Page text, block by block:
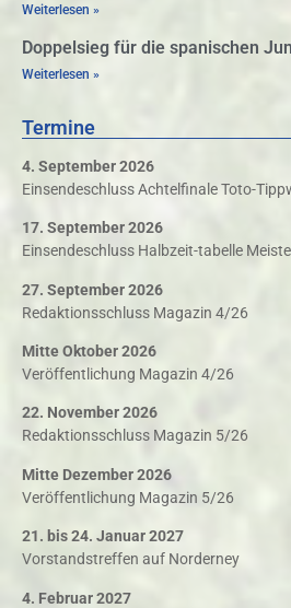
Weiterlesen »
Doppelsieg für die spanischen
Weiterlesen »
Termine
4. September 2026
Einsendeschluss Achtelfinale Toto-
17. September 2026
Einsendeschluss Halbzeit-tabelle
27. September 2026
Redaktionsschluss Magazin 4/26
Mitte Oktober 2026
Veröffentlichung Magazin 4/26
22. November 2026
Redaktionsschluss Magazin 5/26
Mitte Dezember 2026
Veröffentlichung Magazin 5/26
21. bis 24. Januar 2027
Vorstandstreffen auf Norderney
4. Februar 2027